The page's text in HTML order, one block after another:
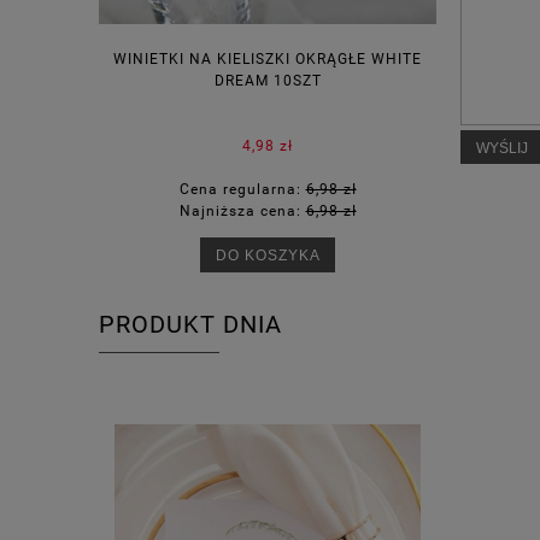
WINIETKI NA KIELISZKI OKRĄGŁE WHITE
DREAM 10SZT
4,98 zł
Cena regularna:6,98 zł
Najniższa cena:6,98 zł
DO KOSZYKA
PRODUKT DNIA
WYŚLIJ